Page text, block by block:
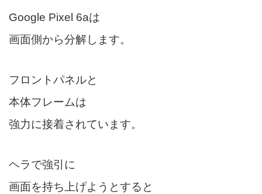
Google Pixel 6aは
画面側から分解します。
フロントパネルと
本体フレームは
強力に接着されています。
ヘラで強引に
画面を持ち上げようとすると